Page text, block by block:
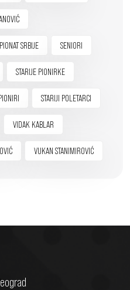
SRBIJE SENIORI
STARIJE PIONIRKE
STARIJI POLETARCI
VIDAK KABLAR
VUKAN STANIMIROVIĆ